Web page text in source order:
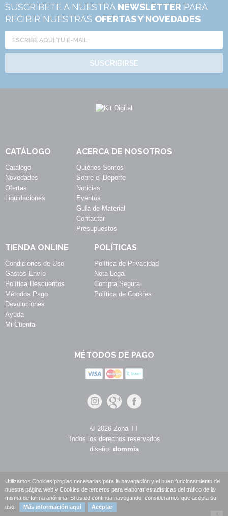
SUSCRÍBETE A NUESTRA NEWSLETTER PARA
RECIBIR NUESTRAS OFERTAS Y NOVEDADES
SUSCRIBIRSE
CATÁLOGO
Catálogo
Novedades
Ofertas
Liquidaciones
ACERCA DE NOSOTROS
Quiénes Somos
Sobre el Deporte
Noticias
Eventos
Guía de Material
Contactar
Presupuestos
TIENDA ONLINE
Condiciones de Uso
Gastos Envío
Política Descuentos
Métodos Pago
Devoluciones
Ayuda
Mi Cuenta
POLÍTICAS
Política de Privacidad
Nota Legal
Compra Segura
Política de Cookies
MÉTODOS DE PAGO
© 2026 Zona TT
Todos los derechos reservados
diseño: dommia
Utilizamos Cookies propias necesarias para la navegación y el buen funcionamiento de
nuestra página web y Cookies de terceros para elaborar estadísticas del tráfico de la
misma de forma anónima. Si usted continua navegando, consideramos que acepta su
uso.
Más información aquí Aceptar